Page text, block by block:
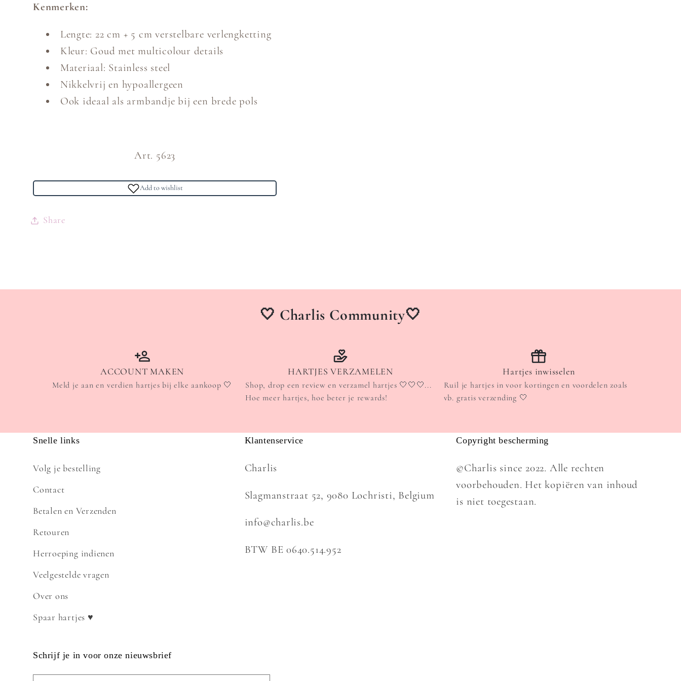
Kenmerken:
Lengte: 22 cm + 5 cm verstelbare verlengketting
Kleur: Goud met multicolour details
Materiaal: Stainless steel
Nikkelvrij en hypoallergeen
Ook ideaal als armbandje bij een brede pols
Art. 5623
Add to wishlist
Share
🤍 Charlis Community🤍
ACCOUNT MAKEN
Meld je aan en verdien hartjes bij elke aankoop 🤍
HARTJES VERZAMELEN
Shop, drop een review en verzamel hartjes 🤍🤍🤍...
Hoe meer hartjes, hoe beter je rewards!
Hartjes inwisselen
Ruil je hartjes in voor kortingen en voordelen zoals
vb. gratis verzending 🤍
Snelle links
Volg je bestelling
Contact
Betalen en Verzenden
Retouren
Herroeping indienen
Veelgestelde vragen
Over ons
Spaar hartjes ♥
Klantenservice
Charlis
Slagmanstraat 52, 9080 Lochristi, Belgium
info@charlis.be
BTW BE 0640.514.952
Copyright bescherming
©Charlis since 2022. Alle rechten
voorbehouden. Het kopiëren van inhoud
is niet toegestaan.
Schrijf je in voor onze nieuwsbrief